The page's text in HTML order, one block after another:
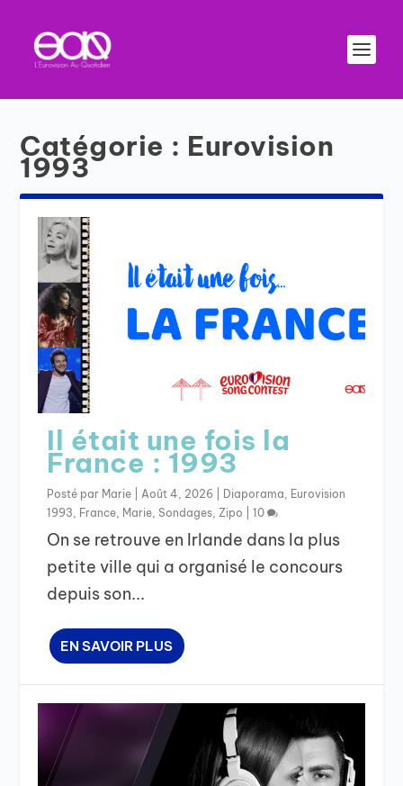
Catégorie : Eurovision
1993
Il était une fois la
France : 1993
Posté par Marie Août 4, 2026 Diaporama
Eurovision
1993
France Marie ,Sondages ,Zipo |10
On se retrouve en Irlande dans la plus
petite ville qui a organisé le concours
depuis son...
EN SAVOIR PLUS